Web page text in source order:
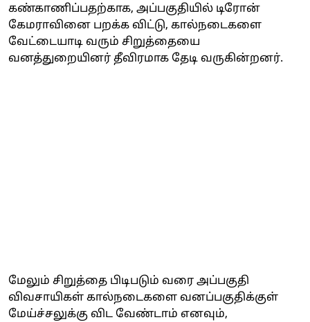
கண்காணிப்பதற்காக, அப்பகுதியில் டிரோன்
கேமராவினை பறக்க விட்டு, கால்நடைகளை
வேட்டையாடி வரும் சிறுத்தையை
வனத்துறையினர் தீவிரமாக தேடி வருகின்றனர்.
மேலும் சிறுத்தை பிடிபடும் வரை அப்பகுதி
விவசாயிகள் கால்நடைகளை வனப்பகுதிக்குள்
மேய்ச்சலுக்கு விட வேண்டாம் எனவும்,